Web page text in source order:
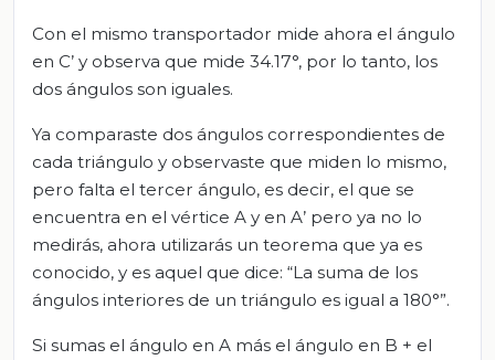
Con el mismo transportador mide ahora el ángulo
en C’ y observa que mide 34.17°, por lo tanto, los
dos ángulos son iguales.
Ya comparaste dos ángulos correspondientes de
cada triángulo y observaste que miden lo mismo,
pero falta el tercer ángulo, es decir, el que se
encuentra en el vértice A y en A’ pero ya no lo
medirás, ahora utilizarás un teorema que ya es
conocido, y es aquel que dice: “La suma de los
ángulos interiores de un triángulo es igual a 180°”.
Si sumas el ángulo en A más el ángulo en B + el